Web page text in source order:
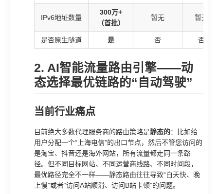
IPv6地址数量
300万+
（首批）
暂无 暂无
是否原生隧道 是 否 否
2. AI智能流量路由引擎——动
态选择最优链路的“自动驾驶”
当前行业痛点
目前绝大多数代理服务商的路由策略是静态的：比如给
用户分配一个“上海电信”的出口节点，然后不管您访问的
是淘宝、抖音还是海外网站，所有流量都走同一条路
径。但不同目标网站、不同运营商线路、不同时间段，
最优路径完全不一样——静态路由往往导致“白天快、晚
上慢”或者“访问A站顺滑、访问B站卡顿”的问题。